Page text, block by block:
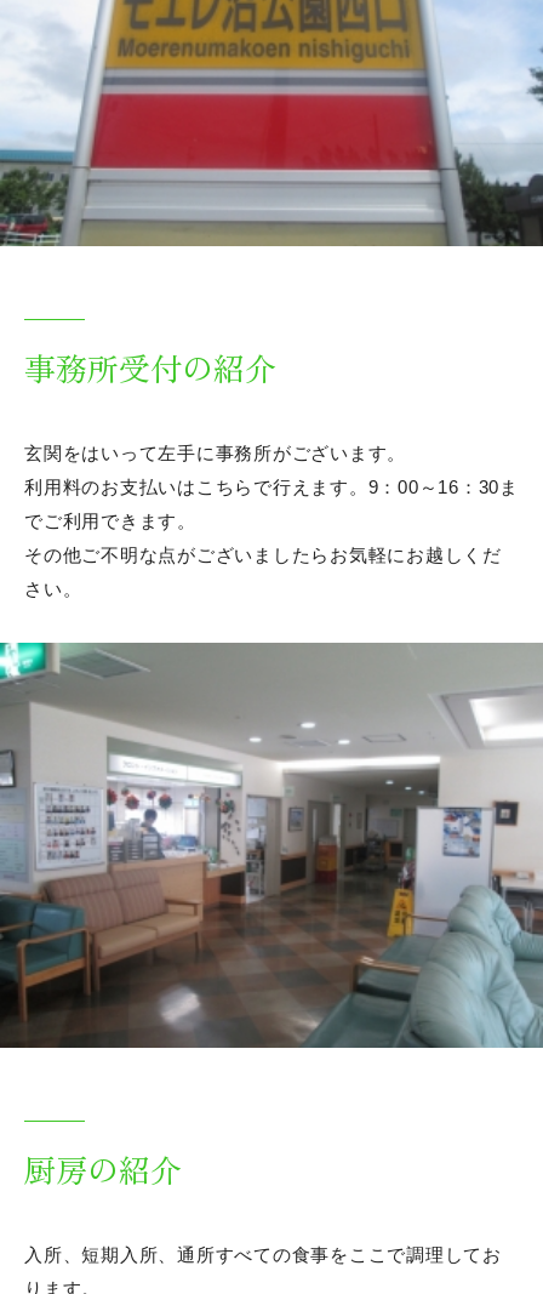
事務所受付の紹介
玄関をはいって左手に事務所がございます。
利用料のお支払いはこちらで行えます。9：00～16：30ま
でご利用できます。
その他ご不明な点がございましたらお気軽にお越しくだ
さい。
厨房の紹介
入所、短期入所、通所すべての食事をここで調理してお
ります。